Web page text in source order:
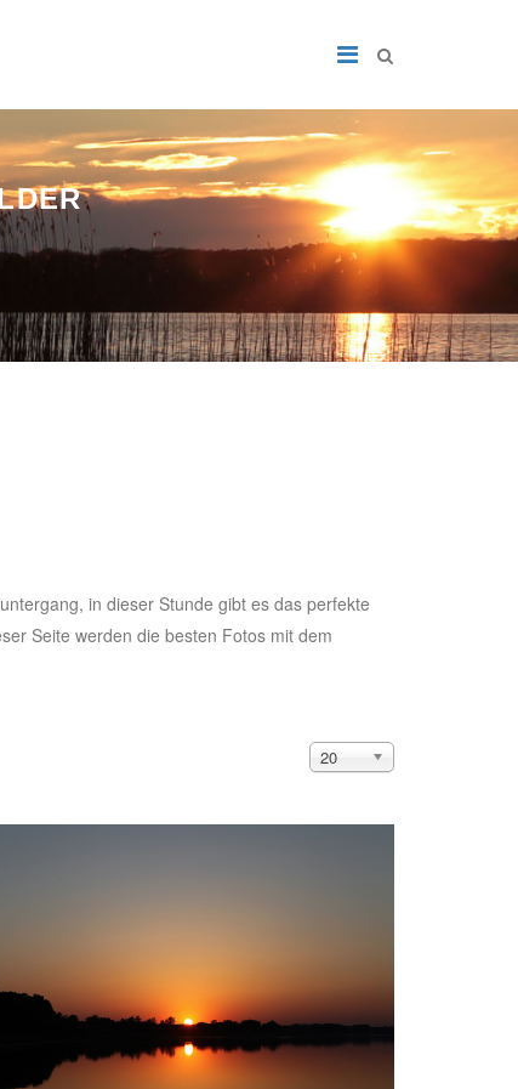
in dieser Stunde gibt es das perfekte
Seite werden die besten Fotos mit dem
20